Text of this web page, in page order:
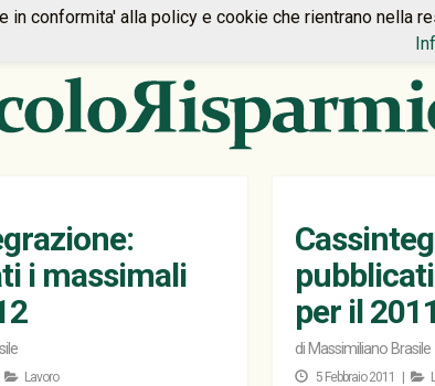
i massimali
Lavoro
per il 2011
di Massimiliano Brasile
5 Febbraio 2011 |
in conformita' alla policy e cookie che rientrano nella